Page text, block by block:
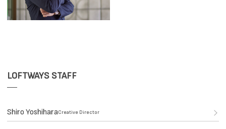
LOFTWAYS STAFF
Shiro YoshiharaCreative Director